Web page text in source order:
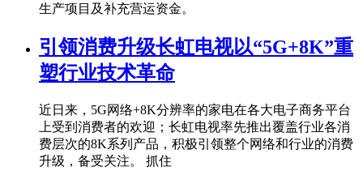
生产项目及补充营运资金。
引领消费升级长虹电视以“5G+8K”重
塑行业技术革命
近日来，5G网络+8K分辨率的家电在各大电子商务平台
上受到消费者的欢迎；长虹电视率先推出覆盖行业各消
费层次的8K系列产品，积极引领整个网络和行业的消费
升级，备受关注。 抓住